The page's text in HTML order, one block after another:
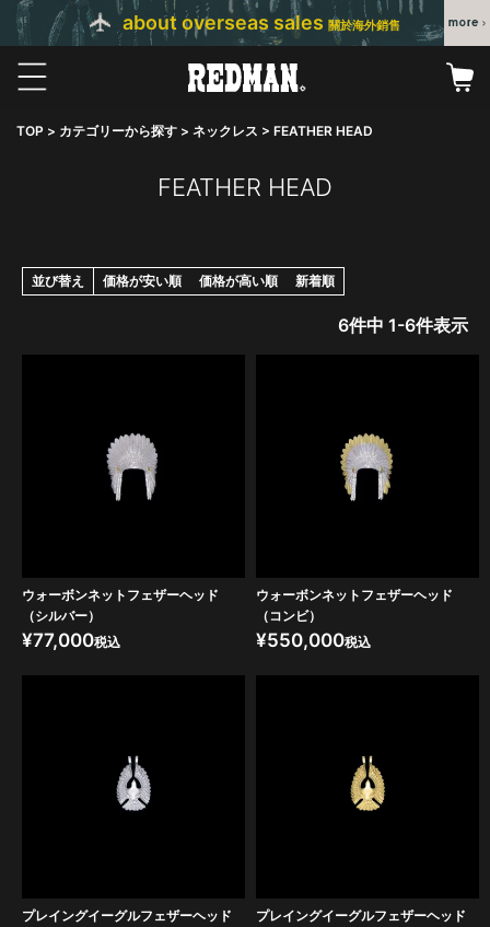
about overseas sales 關於海外銷售
TOP カテゴリーから探す ネックレス FEATHER HEAD
FEATHER HEAD
並び替え 価格が安い順 価格が高い順 新着順
6件中 1-6件表示
ウォーボンネットフェザーヘッド
（シルバー）
¥77,000税込
ウォーボンネットフェザーヘッド
（コンビ）
¥550,000税込
プレイングイーグルフェザーヘッド
プレイングイーグルフェザーヘッド